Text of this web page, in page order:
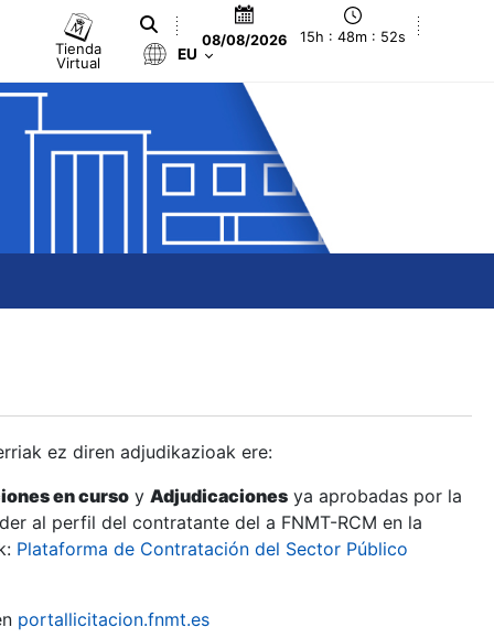
Tienda
Virtual
08/08/2026 15h : 48m : 52s
EU
ez diren adjudikazioak ere:
en curso y Adjudicaciones ya aprobadas por la
al perfil del contratante del a FNMT-RCM en la
Plataforma de Contratación del Sector Público
portallicitacion.fnmt.es